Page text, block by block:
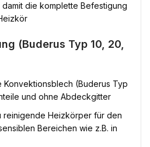
damit die komplette Befestigung
(Buderus Typ 10, 20,
(Buderus Typ
und ohne Abdeckgitter
reinigende Heizkörper für den
Bereichen wie z.B. in